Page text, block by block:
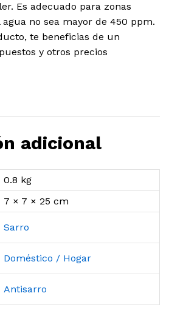
Es adecuado para zonas
no sea mayor de 450 ppm.
te beneficias de un
y otros precios
adicional
0.8 kg
7 × 7 × 25 cm
Sarro
Doméstico / Hogar
Antisarro